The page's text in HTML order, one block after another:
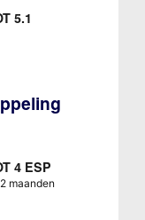
5.1
4 ESP
maanden